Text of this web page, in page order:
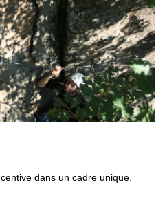
dans un cadre unique.